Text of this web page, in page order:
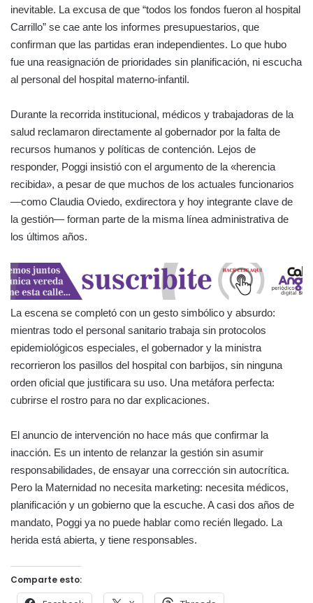
inevitable. La excusa de que “todos los fondos fueron al hospital
Carrillo” se cae ante los informes presupuestarios, que
confirman que las partidas eran independientes. Lo que hubo
fue una reasignación de prioridades sin planificación, ni escucha
al personal del hospital materno-infantil.
Durante la recorrida institucional, médicos y trabajadoras de la
salud reclamaron directamente al gobernador por la falta de
recursos humanos y políticas de contención. Lejos de
responder, Poggi insistió con el argumento de la «herencia
recibida», a pesar de que muchos de los actuales funcionarios
—como Claudia Oviedo, exdirectora y hoy integrante clave de
la gestión— forman parte de la misma línea administrativa de
los últimos años.
La escena se completó con un gesto simbólico y absurdo:
mientras todo el personal sanitario trabaja sin protocolos
epidemiológicos especiales, el gobernador y la ministra
recorrieron los pasillos del hospital con barbijos, sin ninguna
orden oficial que justificara su uso. Una metáfora perfecta:
cubrirse el rostro para no dar explicaciones.
El anuncio de intervención no hace más que confirmar la
inacción. Es un intento de relanzar la gestión sin asumir
responsabilidades, de ensayar una corrección sin autocrítica.
Pero la Maternidad no necesita marketing: necesita médicos,
planificación y un gobierno que la escuche. A casi dos años de
mandato, Poggi ya no puede hablar como recién llegado. La
herida está abierta, y tiene responsables.
Comparte esto: